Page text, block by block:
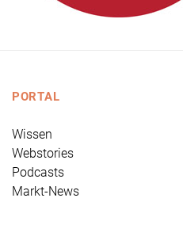
PORTAL
Wissen
Webstories
Podcasts
Markt-News